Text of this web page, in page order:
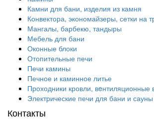
Камни для бани, изделия из камня
Конвектора, экономайзеры, сетки на
Мангалы, барбекю, тандыры
Мебель для бани
Оконные блоки
Отопительные печи
Печи камины
Печное и каминное литье
Проходники кровли, вeнтиляционные
Электрические печи для бани и сауны
Контакты